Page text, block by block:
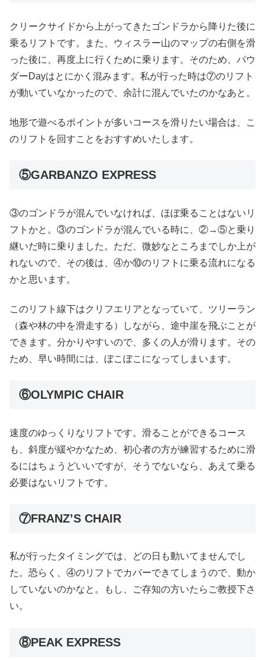
クリークサイドから上がってきたゴンドラから降りた後に
乗るリフトです。また、ウィスラー山のマップの右側を滑
った後に、再度上に行くために乗ります。そのため、パウ
ダーDayはとにかく混みます。私が行った時は⑦のリフト
が動いていなかったので、余計に混んでいたのかなあと。
地形で遊べるポイントが多いコースを滑りたい場合は、こ
のリフトを回すことをおすすめいたします。
⑤GARBANZO EXPRESS
③のゴンドラが混んでいなければ、ほぼ乗ることはないリ
フトかと。③のゴンドラが混んでいる時に、②→⑤と乗り
継いだ時に乗りました。ただ、微妙なところまでしか上が
れないので、その後は、④か⑩のリフトに乗る流れになる
かと思います。
このリフト線下はクリフエリアとなっていて、ツリーラン
（森や林の中を滑走する）しながら、途中崖を飛ぶことが
できます。分かりやすいので、多くの人が滑ります。その
ため、早い時間には、ぼこぼこになってしまいます。
⑥OLYMPIC CHAIR
速度のゆっくりなリフトです。滑ることができるコース
も、斜度が緩やかなため、初心者の方が練習するために滑
るにはちょうどいいですが、そうでないなら、あえて乗る
必要はないリフトです。
⑦FRANZ’S CHAIR
私が行ったタイミングでは、どの日も動いてませんでし
た。恐らく、④のリフトでカバーできてしまうので、動か
していないのかなと。もし、ご存知の方いたらご教授下さ
い。
⑧PEAK EXPRESS